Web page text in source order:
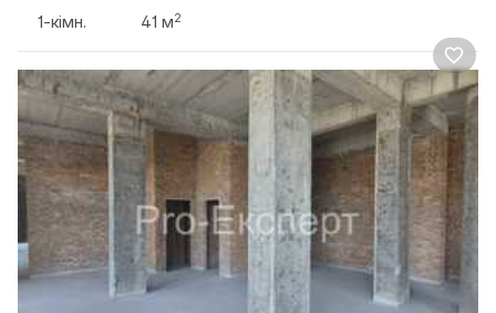
1-кімн.
41 м2